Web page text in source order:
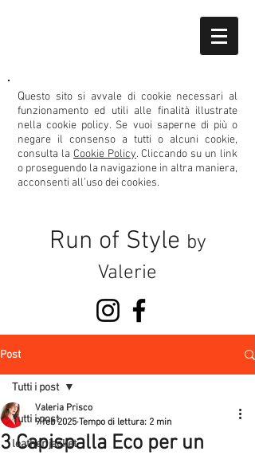
Questo sito si avvale di cookie necessari al
funzionamento ed utili alle finalità illustrate
nella cookie policy. Se vuoi saperne di più o
negare il consenso a tutti o alcuni cookie,
consulta la Cookie Policy. Cliccando su un link
o proseguendo la navigazione in altra maniera,
acconsenti all’uso dei cookies.
Run of Style by
Valerie
Post
Tutti i post
leather jacket
Tutti i post
3 Capispalla Eco per un
Valeria Prisco
9 feb 2025 Tempo di lettura: 2 min